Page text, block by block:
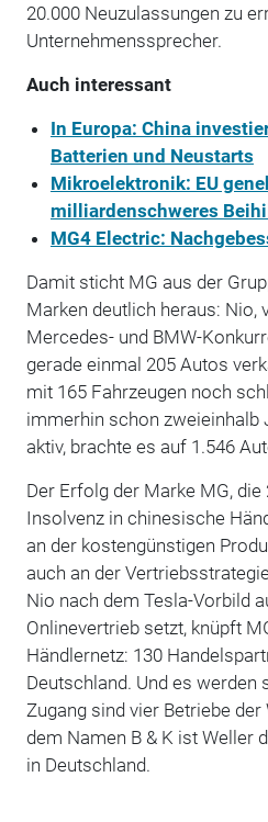
20.000 Neuzulassungen zu
Unternehmenssprecher.
Auch interessant
In Europa: China
Batterien und Neustarts
Mikroelektronik: EU
milliardenschweres
MG4 Electric:
Damit sticht MG aus der
Marken deutlich heraus: Nio,
Mercedes- und BMW-
gerade einmal 205 Autos
mit 165 Fahrzeugen noch
immerhin schon zweieinhalb
aktiv, brachte es auf 1.546
Der Erfolg der Marke MG,
Insolvenz in chinesische
an der kostengünstigen
auch an der
Nio nach dem Tesla-Vorbild
Onlinevertrieb setzt, knüpft
Händlernetz: 130
Deutschland. Und es werden
Zugang sind vier Betriebe
dem Namen B & K ist Weller
in Deutschland.